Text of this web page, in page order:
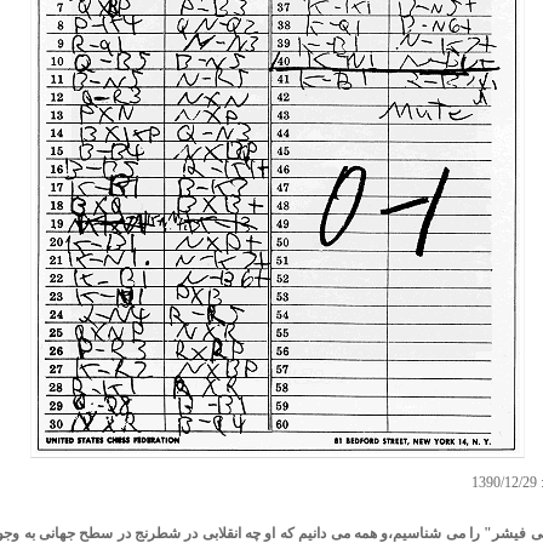
فیشر" را می شناسیم،و همه می دانیم که او چه انقلابی در شطرنج در سطح جهانی به